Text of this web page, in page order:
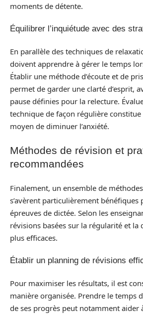
moments de détente.
Équilibrer l’inquiétude avec des
En parallèle des techniques de
doivent apprendre à gérer le temps
Établir une méthode d’écoute et de
permet de garder une clarté d’esprit,
pause définies pour la relecture.
technique de façon régulière
moyen de diminuer l’anxiété.
Méthodes de révision et
recommandées
Finalement, un ensemble de
s’avèrent particulièrement
épreuves de dictée. Selon les
révisions basées sur la régularité et la
plus efficaces.
Établir un planning de révisions
Pour maximiser les résultats, il est
manière organisée. Prendre le temps
de ses progrès peut notamment aider